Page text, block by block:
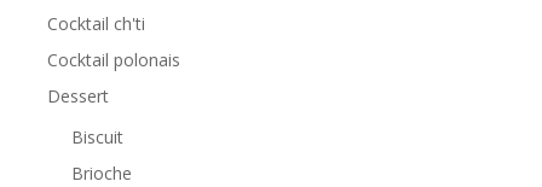
Cocktail ch'ti
Cocktail polonais
Dessert
Biscuit
Brioche